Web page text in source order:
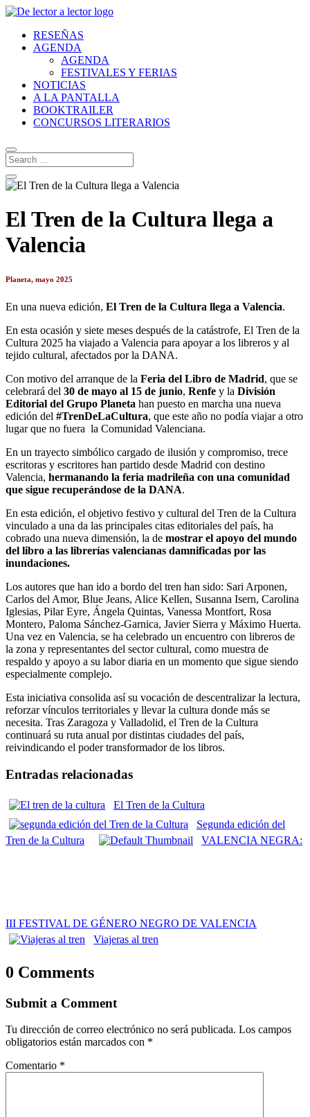
RESEÑAS
AGENDA
AGENDA
FESTIVALES Y FERIAS
NOTICIAS
A LA PANTALLA
BOOKTRAILER
CONCURSOS LITERARIOS
El Tren de la Cultura llega a
Valencia
Planeta, mayo 2025
En una nueva edición, El Tren de la Cultura llega a Valencia.
En esta ocasión y siete meses después de la catástrofe, El Tren de la
Cultura 2025 ha viajado a Valencia para apoyar a los libreros y al
tejido cultural, afectados por la DANA.
Con motivo del arranque de la Feria del Libro de Madrid, que se
celebrará del 30 de mayo al 15 de junio, Renfe y la División
Editorial del Grupo Planeta han puesto en marcha una nueva
edición del #TrenDeLaCultura, que este año no podía viajar a otro
lugar que no fuera la Comunidad Valenciana.
En un trayecto simbólico cargado de ilusión y compromiso, trece
escritoras y escritores han partido desde Madrid con destino
Valencia, hermanando la feria madrileña con una comunidad
que sigue recuperándose de la DANA.
En esta edición, el objetivo festivo y cultural del Tren de la Cultura
vinculado a una da las principales citas editoriales del país, ha
cobrado una nueva dimensión, la de mostrar el apoyo del mundo
del libro a las librerías valencianas damnificadas por las
inundaciones.
Los autores que han ido a bordo del tren han sido: Sari Arponen,
Carlos del Amor, Blue Jeans, Alice Kellen, Susanna Isern, Carolina
Iglesias, Pilar Eyre, Ángela Quintas, Vanessa Montfort, Rosa
Montero, Paloma Sánchez-Garnica, Javier Sierra y Máximo Huerta.
Una vez en Valencia, se ha celebrado un encuentro con libreros de
la zona y representantes del sector cultural, como muestra de
respaldo y apoyo a su labor diaria en un momento que sigue siendo
especialmente complejo.
Esta iniciativa consolida así su vocación de descentralizar la lectura,
reforzar vínculos territoriales y llevar la cultura donde más se
necesita. Tras Zaragoza y Valladolid, el Tren de la Cultura
continuará su ruta anual por distintas ciudades del país,
reivindicando el poder transformador de los libros.
Entradas relacionadas
El Tren de la Cultura
Segunda edición del
Tren de la Cultura
VALENCIA NEGRA:
III FESTIVAL DE GÉNERO NEGRO DE VALENCIA
Viajeras al tren
0 Comments
Submit a Comment
Tu dirección de correo electrónico no será publicada. Los campos
obligatorios están marcados con *
Comentario *